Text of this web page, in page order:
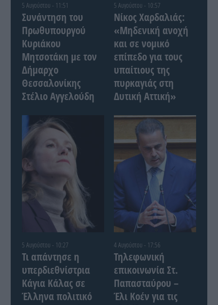
5 Αυγούστου - 11:51
Συνάντηση του
Πρωθυπουργού
Κυριάκου
Μητσοτάκη με τον
Δήμαρχο
Θεσσαλονίκης
Στέλιο Αγγελούδη
5 Αυγούστου - 10:57
Νίκος Χαρδαλιάς:
«Μηδενική ανοχή
και σε νομικό
επίπεδο για τους
υπαίτιους της
πυρκαγιάς στη
Δυτική Αττική»
5 Αυγούστου - 10:27
Τι απάντησε η
υπερδιεθνίστρια
Κάγια Κάλας σε
Έλληνα πολιτικό
4 Αυγούστου - 17:56
Τηλεφωνική
επικοινωνία Στ.
Παπασταύρου –
Έλι Κοέν για τις